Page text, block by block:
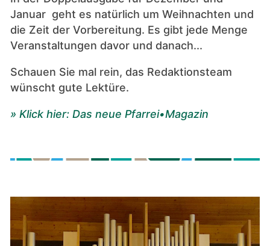
Januar geht es natürlich um Weihnachten und
die Zeit der Vorbereitung. Es gibt jede Menge
Veranstaltungen davor und danach...
Schauen Sie mal rein, das Redaktionsteam
wünscht gute Lektüre.
» Klick hier: Das neue Pfarrei•Magazin